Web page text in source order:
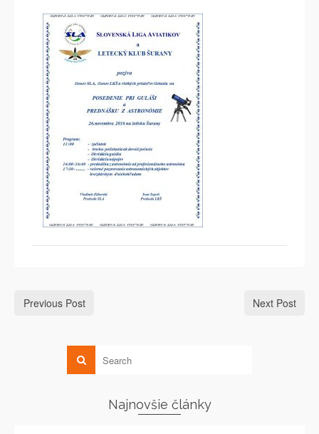
Previous Post Next Post
Najnovšie články